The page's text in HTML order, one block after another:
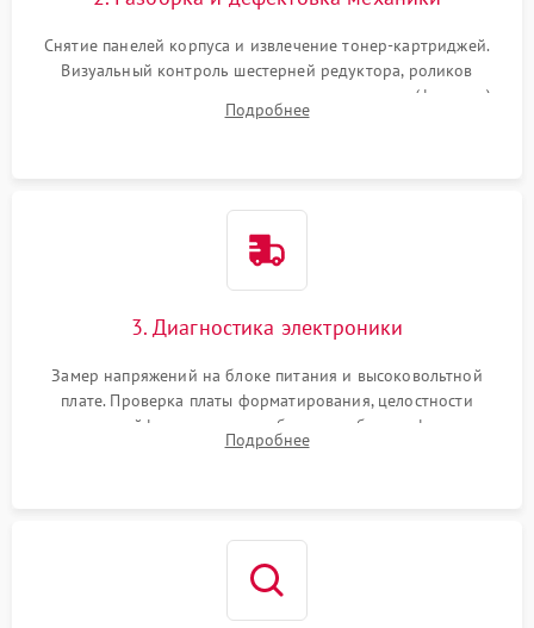
Снятие панелей корпуса и извлечение тонер-картриджей.
Визуальный контроль шестерней редуктора, роликов
захвата, термопленки и прижимного вала в печи (фьюзере).
Проверка оптики сканера на загрязнения.
Подробнее
3. Диагностика электроники
Замер напряжений на блоке питания и высоковольтной
плате. Проверка платы форматирования, целостности
плоских шлейфов сканера и работоспособности флажков и
оптопар (датчиков прохождения бумаги).
Подробнее